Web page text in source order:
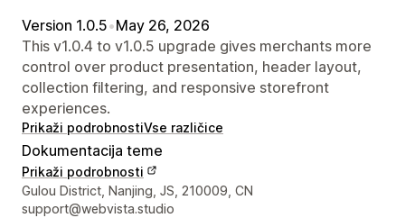
Version 1.0.5•May 26, 2026
This v1.0.4 to v1.0.5 upgrade gives merchants more
control over product presentation, header layout,
collection filtering, and responsive storefront
experiences.
Prikaži podrobnostiVse različice
Dokumentacija teme
Prikaži podrobnosti
Podatki za stik z oblikovalcem
Gulou District, Nanjing, JS, 210009, CN
support@webvista.studio